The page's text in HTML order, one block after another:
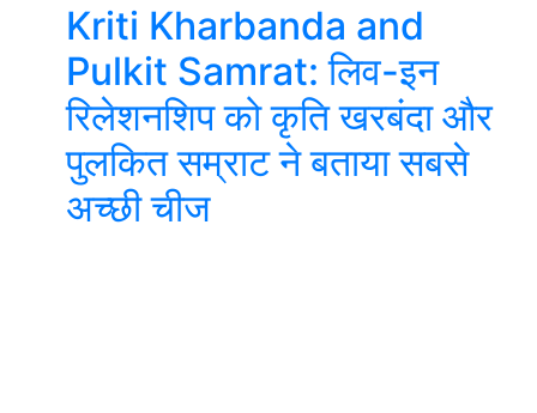
Kriti Kharbanda and
Pulkit Samrat: लिव-इन
रिलेशनशिप को कृति खरबंदा और
पुलकित सम्राट ने बताया सबसे
अच्छी चीज